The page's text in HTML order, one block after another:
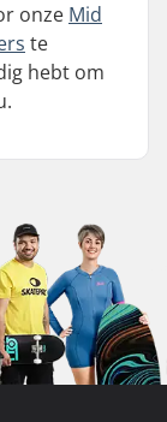
onze Mid
te
hebt om